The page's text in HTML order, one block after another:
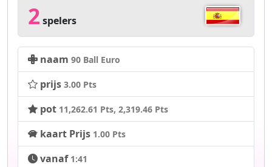
2 spelers
naam 90 Ball Euro
prijs 3.00 Pts
pot 11,262.61 Pts 2,319.46 Pts
kaart Prijs 1.00 Pts
vanaf 1:41